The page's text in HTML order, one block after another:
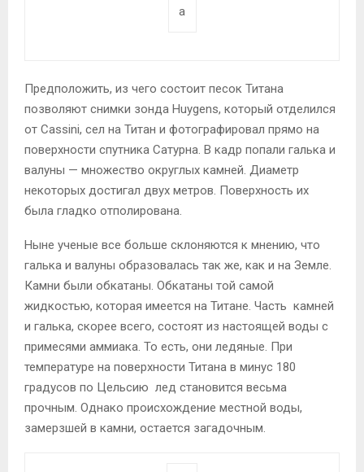
а
Предположить, из чего состоит песок Титана
позволяют снимки зонда Huygens, который отделился
от Cassini, сел на Титан и фотографировал прямо на
поверхности спутника Сатурна. В кадр попали галька и
валуны — множество округлых камней. Диаметр
некоторых достигал двух метров. Поверхность их
была гладко отполирована.
Ныне ученые все больше склоняются к мнению, что
галька и валуны образовалась так же, как и на Земле.
Камни были обкатаны. Обкатаны той самой
жидкостью, которая имеется на Титане. Часть камней
и галька, скорее всего, состоят из настоящей воды с
примесями аммиака. То есть, они ледяные. При
температуре на поверхности Титана в минус 180
градусов по Цельсию лед становится весьма
прочным. Однако происхождение местной воды,
замерзшей в камни, остается загадочным.